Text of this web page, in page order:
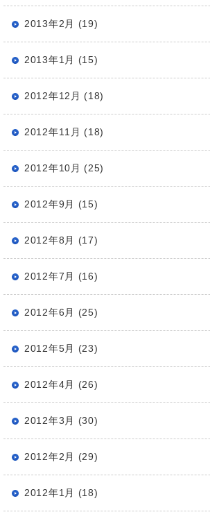
2013年2月 (19)
2013年1月 (15)
2012年12月 (18)
2012年11月 (18)
2012年10月 (25)
2012年9月 (15)
2012年8月 (17)
2012年7月 (16)
2012年6月 (25)
2012年5月 (23)
2012年4月 (26)
2012年3月 (30)
2012年2月 (29)
2012年1月 (18)